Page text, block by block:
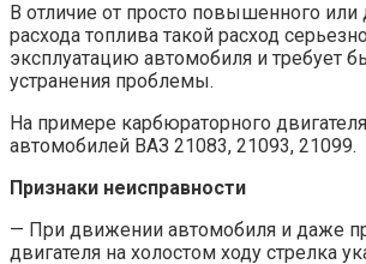
В отличие от просто повышенного
расхода топлива такой расход
эксплуатацию автомобиля и требует
устранения проблемы.
На примере карбюраторного
автомобилей ВАЗ 21083, 21093, 21099.
Признаки неисправности
— При движении автомобиля и даже
двигателя на холостом ходу стрелка